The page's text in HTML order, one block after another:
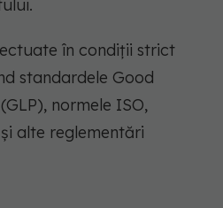
în condiții strict
standardele Good
normele ISO,
alte reglementări